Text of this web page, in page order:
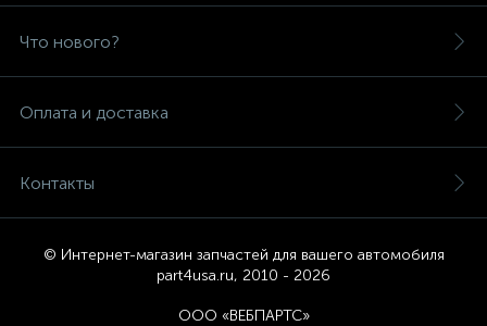
Что нового?
Оплата и доставка
Контакты
© Интернет-магазин запчастей для вашего автомобиля
part4usa.ru, 2010 - 2026
ООО «ВЕБПАРТС»